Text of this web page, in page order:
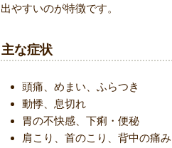
出やすいのが特徴です。
主な症状
頭痛、めまい、ふらつき
動悸、息切れ
胃の不快感、下痢・便秘
肩こり、首のこり、背中の痛み